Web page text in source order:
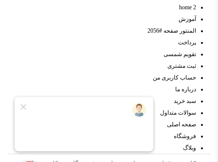
home 2
آموزش
المنتور صفحه #2056
پرداخت
تقویم شمسی
ثبت مشتری
حساب کاربری من
درباره ما
سبد خرید
سوالات متداول
صفحه اصلی
فروشگاه
وبلاگ